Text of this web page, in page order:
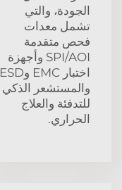
الجودة، والتي
تشمل معدات
فحص متقدمة
SPI/AOI وأجهزة
اختبار EMC وESD
والمستشعر الذكي
للتدفئة والعلاج
الحراري.